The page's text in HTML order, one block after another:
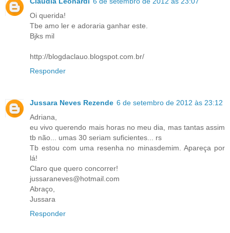
Oi querida!
Tbe amo ler e adoraria ganhar este.
Bjks mil
http://blogdaclauo.blogspot.com.br/
Responder
Jussara Neves Rezende 6 de setembro de 2012 às 23:12
Adriana,
eu vivo querendo mais horas no meu dia, mas tantas assim
tb não... umas 30 seriam suficientes... rs
Tb estou com uma resenha no minasdemim. Apareça por
lá!
Claro que quero concorrer!
jussaraneves@hotmail.com
Abraço,
Jussara
Responder